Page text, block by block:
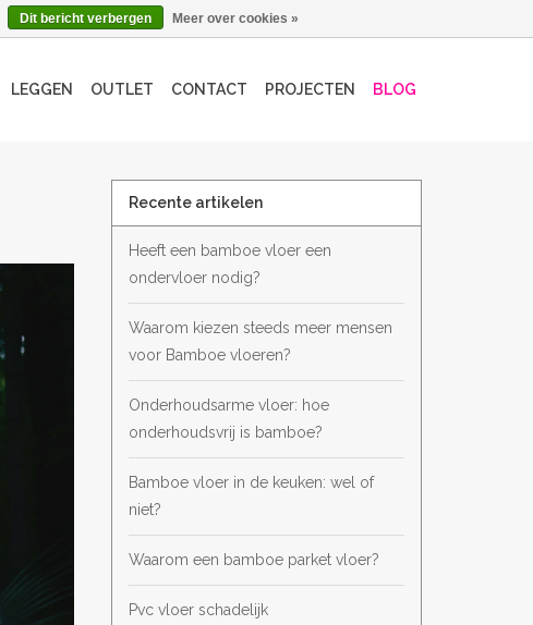
LEGGEN OUTLET CONTACT PROJECTEN BLOG
Recente artikelen
Heeft een bamboe vloer een
ondervloer nodig?
Waarom kiezen steeds meer mensen
voor Bamboe vloeren?
Onderhoudsarme vloer: hoe
onderhoudsvrij is bamboe?
Bamboe vloer in de keuken: wel of
niet?
Waarom een bamboe parket vloer?
Pvc vloer schadelijk
Dit bericht verbergen Meer over cookies »